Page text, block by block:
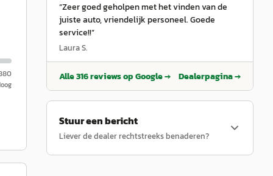
“Zeer goed geholpen met het vinden van de
juiste auto, vriendelijk personeel. Goede
service!!”
Laura S.
Alle316reviews op Google → Dealerpagina →
Stuur een bericht
Liever de dealer rechtstreeks benaderen?